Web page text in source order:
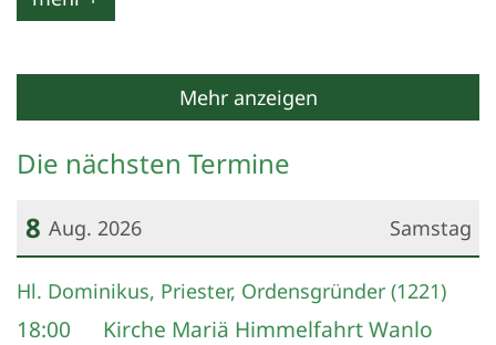
Mehr anzeigen
Die nächsten Termine
Samstag
8 Aug. 2026
Datum: 8. August 2026
Hl. Dominikus, Priester, Ordensgründer (1221)
18:00 Kirche Mariä Himmelfahrt Wanlo